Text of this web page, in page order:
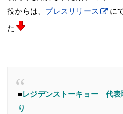
役からは、 プレスリリース に
た
■レジデンストーキョー 代
り